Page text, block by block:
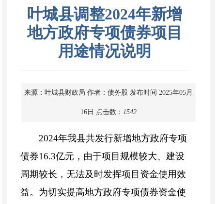
叶城县调整2024年新增
地方政府专项债券项目
用途情况说明
来源：叶城县财政局 作者：债务股 发布时间 2025年05月
16日 点击数： 1542
2024年我县共发行新增地方政府专项
债券16.3亿元，由于项目规模较大、建设
周期较长，无法及时发挥项目资金使用效
益。为切实提高地方政府专项债券资金使